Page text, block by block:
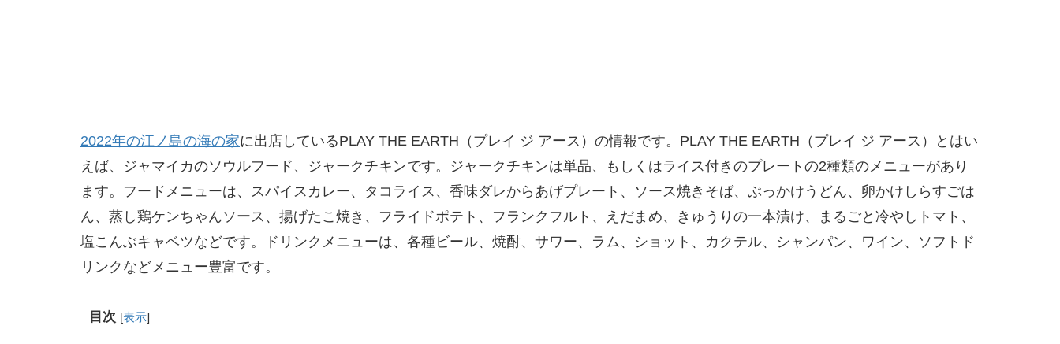
2022年の江ノ島の海の家に出店しているPLAY THE EARTH（プレイ ジ アース）の情報です。PLAY THE EARTH（プレイ ジ アース）とはい
えば、ジャマイカのソウルフード、ジャークチキンです。ジャークチキンは単品、もしくはライス付きのプレートの2種類のメニューがあり
ます。フードメニューは、スパイスカレー、タコライス、香味ダレからあげプレート、ソース焼きそば、ぶっかけうどん、卵かけしらすごは
ん、蒸し鶏ケンちゃんソース、揚げたこ焼き、フライドポテト、フランクフルト、えだまめ、きゅうりの一本漬け、まるごと冷やしトマト、
塩こんぶキャベツなどです。ドリンクメニューは、各種ビール、焼酎、サワー、ラム、ショット、カクテル、シャンパン、ワイン、ソフトド
リンクなどメニュー豊富です。
目次 [表示]